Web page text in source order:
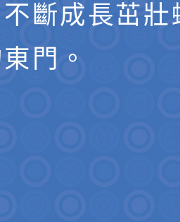
斷成長茁壯
門。